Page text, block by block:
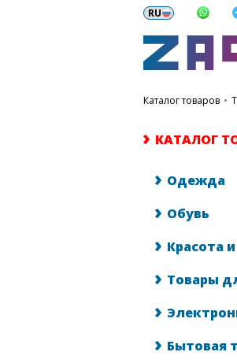
каталог товаров •
КАТАЛОГ
Одежда
Обувь
Красота
Товары
Бытовая